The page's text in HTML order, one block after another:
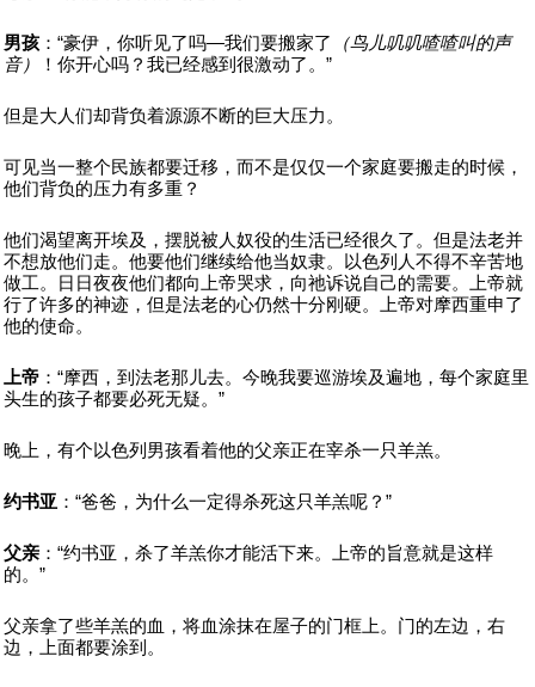
男孩 ：“豪伊，你听见了吗—我们要搬家了
（鸟儿叽叽喳喳叫的声
音）
！你开心吗？我已经感到很激动了。”
但是大人们却背负着源源不断的巨大压力。
可见当一整个民族都要迁移，而不是仅仅一个家庭要搬走的时候，
他们背负的压力有多重？
他们渴望离开埃及，摆脱被人奴役的生活已经很久了。但是法老并
不想放他们走。他要他们继续给他当奴隶。以色列人不得不辛苦地
做工。日日夜夜他们都向上帝哭求，向祂诉说自己的需要。上帝就
行了许多的神迹，但是法老的心仍然十分刚硬。上帝对摩西重申了
他的使命。
上帝 ：“摩西，到法老那儿去。今晚我要巡游埃及遍地，每个家庭里
头生的孩子都要必死无疑。”
晚上，有个以色列男孩看着他的父亲正在宰杀一只羊羔。
约书亚 ：“爸爸，为什么一定得杀死这只羊羔呢？”
父亲 ：“约书亚，杀了羊羔你才能活下来。上帝的旨意就是这样
的。”
父亲拿了些羊羔的血，将血涂抹在屋子的门框上。门的左边，右
边，上面都要涂到。